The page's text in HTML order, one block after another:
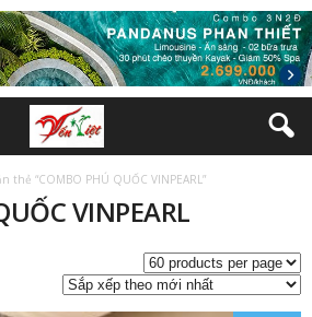
thẻ “COMBO PHÚ QUỐC VINPEARL”
VINPEARL